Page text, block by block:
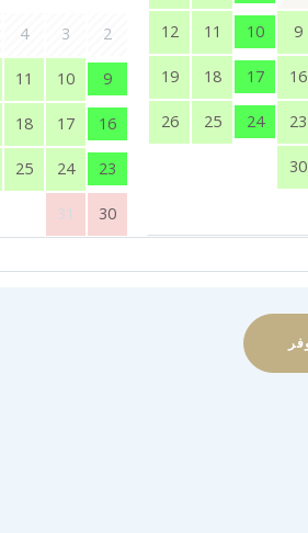
2
3
4
9
10
11
16
17
18
23
24
25
30
31
9
10
11
12
16
17
18
19
23
24
25
26
30